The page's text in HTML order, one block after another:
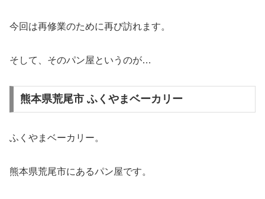
今回は再修業のために再び訪れます。
そして、そのパン屋というのが…
熊本県荒尾市 ふくやまベーカリー
ふくやまベーカリー。
熊本県荒尾市にあるパン屋です。